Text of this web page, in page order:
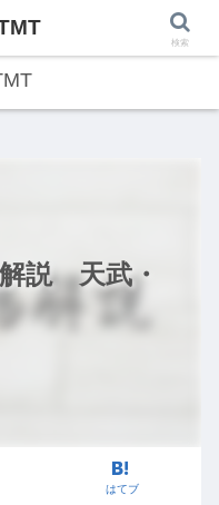
ト
解説 天武・
はてブ
検索